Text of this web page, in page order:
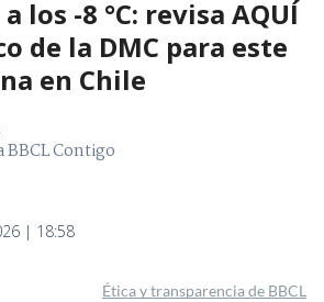
a los -8 °C: revisa AQUÍ
de la DMC para este
en Chile
BBCL Contigo
| 18:58
Ética y transparencia de BBCL